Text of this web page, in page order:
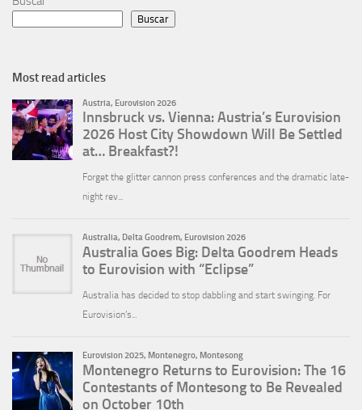
Buscar
Most read articles